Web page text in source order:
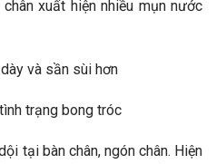
xuất hiện nhiều mụn nước
và sần sùi hơn
trạng bong tróc
tại bàn chân, ngón chân. Hiện